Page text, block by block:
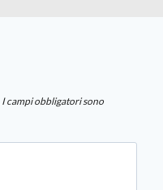
I campi obbligatori sono